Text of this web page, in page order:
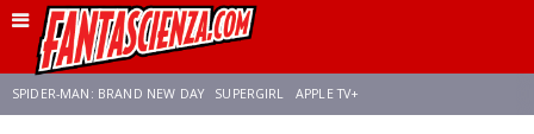
SPIDER-MAN: BRAND NEW DAY SUPERGIRL APPLE TV+